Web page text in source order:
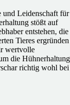
und Leidenschaft für
stößt auf
entstehen, die
Tieres ergründen
wertvolle
die Hühnerhaltung
richtig wohl bei